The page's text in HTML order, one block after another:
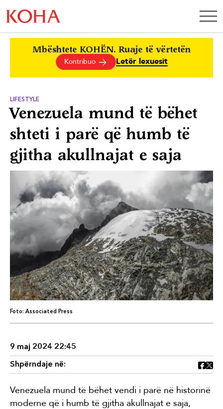
Mbështete KOHËN. Ruaje të vërtetën
Kontribuo Letër lexuesit
LIFESTYLE
Venezuela mund të bëhet
shteti i parë që humb të
gjitha akullnajat e saja
Foto: Associated Press
9 maj 2024 22:45
Shpërndaje në:
Venezuela mund të bëhet vendi i parë në historinë
moderne që i humb të gjitha akullnajat e saja,